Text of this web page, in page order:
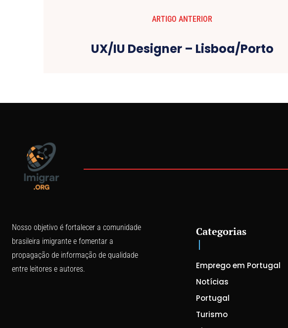
ARTIGO ANTERIOR
UX/IU Designer – Lisboa/Porto
Nosso objetivo é fortalecer a comunidade
brasileira imigrante e fomentar a
propagação de informação de qualidade
entre leitores e autores.
Categorias
Emprego em Portugal
Notícias
Portugal
Turismo